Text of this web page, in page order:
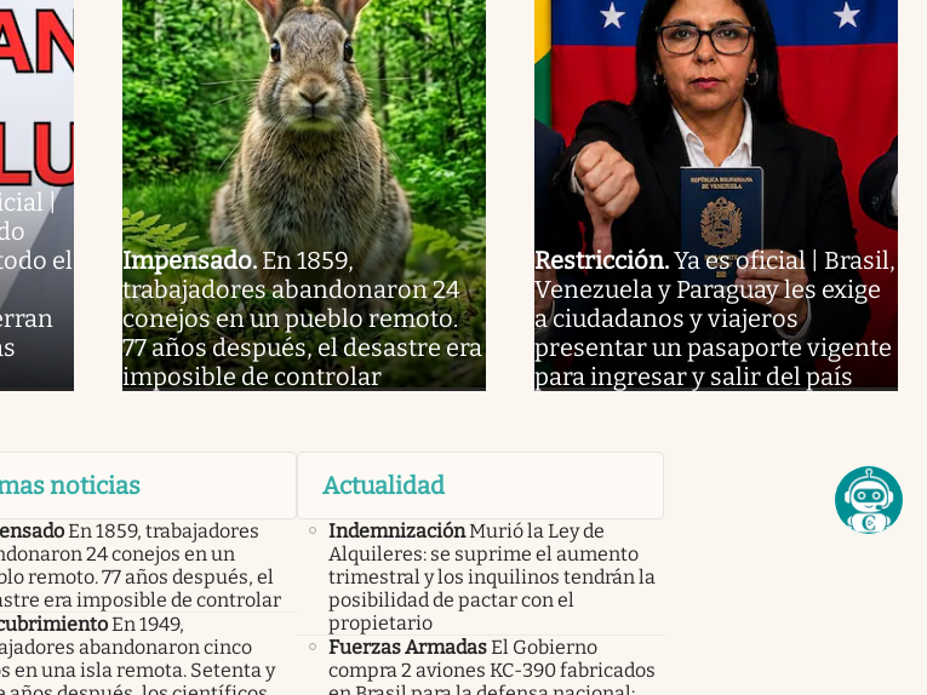
|
el
Impensado.En 1859,
trabajadores abandonaron 24
conejos en un pueblo remoto.
77 años después, el desastre era
imposible de controlar
Restricción.Ya es oficial | Brasil,
Venezuela y Paraguay les exige
a ciudadanos y viajeros
presentar un pasaporte vigente
para ingresar y salir del país
noticias
En 1859, trabajadores
24 conejos en un
remoto. 77 años después, el
era imposible de controlar
En 1949,
abandonaron cinco
en una isla remota. Setenta y
Actualidad
IndemnizaciónMurió la Ley de
Alquileres: se suprime el aumento
trimestral y los inquilinos tendrán la
posibilidad de pactar con el
propietario
Fuerzas ArmadasEl Gobierno
compra 2 aviones KC-390 fabricados